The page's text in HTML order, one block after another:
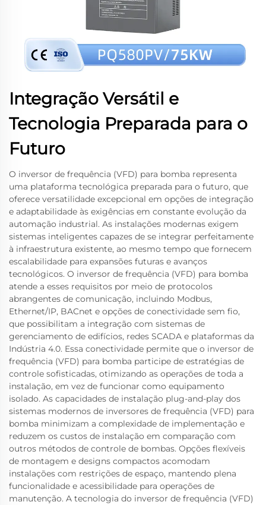
Integração Versátil e
Tecnologia Preparada para o
Futuro
O inversor de frequência (VFD) para bomba representa
uma plataforma tecnológica preparada para o futuro, que
oferece versatilidade excepcional em opções de integração
e adaptabilidade às exigências em constante evolução da
automação industrial. As instalações modernas exigem
sistemas inteligentes capazes de se integrar perfeitamente
à infraestrutura existente, ao mesmo tempo que fornecem
escalabilidade para expansões futuras e avanços
tecnológicos. O inversor de frequência (VFD) para bomba
atende a esses requisitos por meio de protocolos
abrangentes de comunicação, incluindo Modbus,
Ethernet/IP, BACnet e opções de conectividade sem fio,
que possibilitam a integração com sistemas de
gerenciamento de edifícios, redes SCADA e plataformas da
Indústria 4.0. Essa conectividade permite que o inversor de
frequência (VFD) para bomba participe de estratégias de
controle sofisticadas, otimizando as operações de toda a
instalação, em vez de funcionar como equipamento
isolado. As capacidades de instalação plug-and-play dos
sistemas modernos de inversores de frequência (VFD) para
bomba minimizam a complexidade de implementação e
reduzem os custos de instalação em comparação com
outros métodos de controle de bombas. Opções flexíveis
de montagem e designs compactos acomodam
instalações com restrições de espaço, mantendo plena
funcionalidade e acessibilidade para operações de
manutenção. A tecnologia do inversor de frequência (VFD)